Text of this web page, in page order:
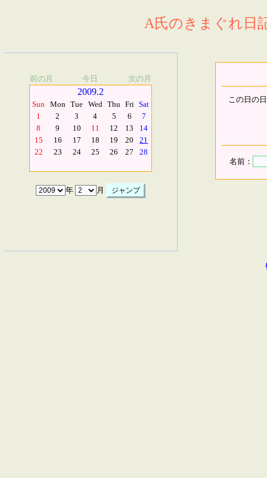
A氏のきまぐれ日
前の月 今日 次の月
2009.2
Sun Mon Tue Wed Thu Fri Sat
1
2 3 4 5 6
7
8
9 10 11 12 13
14
15
16 17 18 19 20
21
22
23 24 25 26 27 28
年 月
この日の
名前：